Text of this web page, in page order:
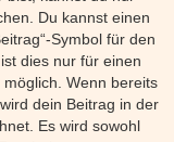
Du kannst einen
Symbol für den
dies nur für einen
Wenn bereits
dein Beitrag in der
Es wird sowohl